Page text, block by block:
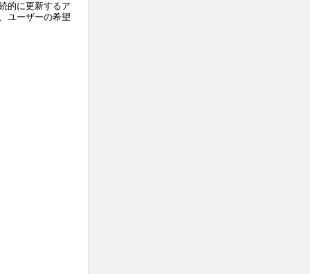
的に更新するア
ユーザーの希望